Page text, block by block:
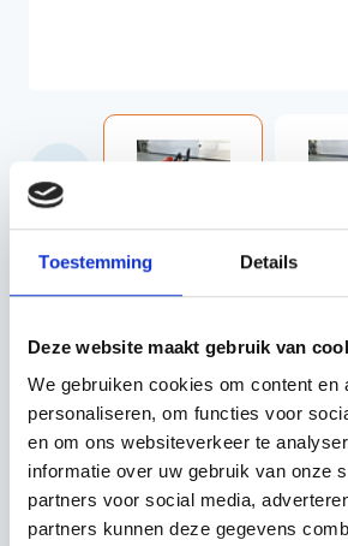
Toestemming Details
Deze website maakt gebruik van
We gebruiken cookies om content en
personaliseren, om functies voor
en om ons websiteverkeer te
informatie over uw gebruik van onze
partners voor social media,
partners kunnen deze gegevens
€423,50
Merk:
440E
Bouwjaar: 2013